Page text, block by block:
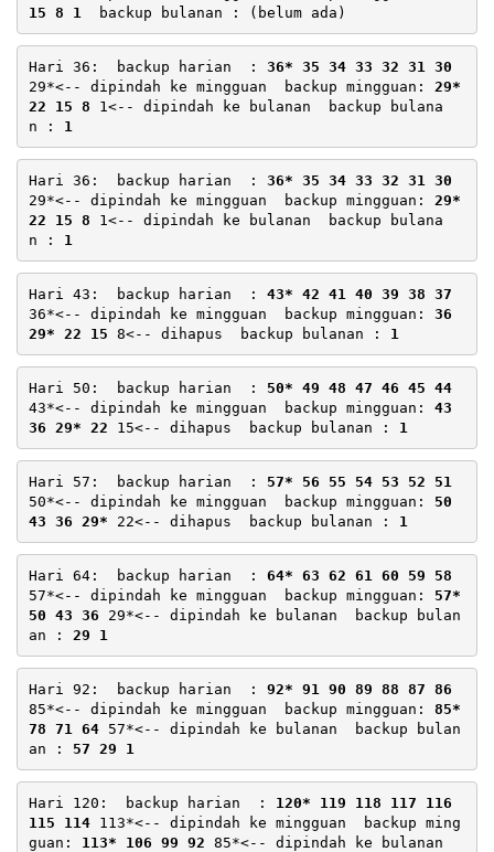
15 8 1
Hari 36:  backup harian  : 36* 35 34 33 32 31 30
29*<-- dipindah ke mingguan  backup mingguan: 29*
22 15 8 1<-- dipindah ke bulanan  backup bulana
n : 1
Hari 36:  backup harian  : 36* 35 34 33 32 31 30
29*<-- dipindah ke mingguan  backup mingguan: 29*
22 15 8 1<-- dipindah ke bulanan  backup bulana
n : 1
Hari 43:  backup harian  : 43* 42 41 40 39 38 37
36*<-- dipindah ke mingguan  backup mingguan: 36
29* 22 15 8<-- dihapus  backup bulanan : 1
Hari 50:  backup harian  : 50* 49 48 47 46 45 44
43*<-- dipindah ke mingguan  backup mingguan: 43
36 29* 22 15<-- dihapus  backup bulanan : 1
Hari 57:  backup harian  : 57* 56 55 54 53 52 51
50*<-- dipindah ke mingguan  backup mingguan: 50
43 36 29* 22<-- dihapus  backup bulanan : 1
Hari 64:  backup harian  : 64* 63 62 61 60 59 58
57*<-- dipindah ke mingguan  backup mingguan: 57*
50 43 36 29*<-- dipindah ke bulanan  backup bulan
an : 29 1
Hari 92:  backup harian  : 92* 91 90 89 88 87 86
85*<-- dipindah ke mingguan  backup mingguan: 85*
78 71 64 57*<-- dipindah ke bulanan  backup bulan
an : 57 29 1
Hari 120:  backup harian  : 120* 119 118 117 116
115 114 113*<-- dipindah ke mingguan  backup ming
guan: 113* 106 99 92 85*<-- dipindah ke bulanan